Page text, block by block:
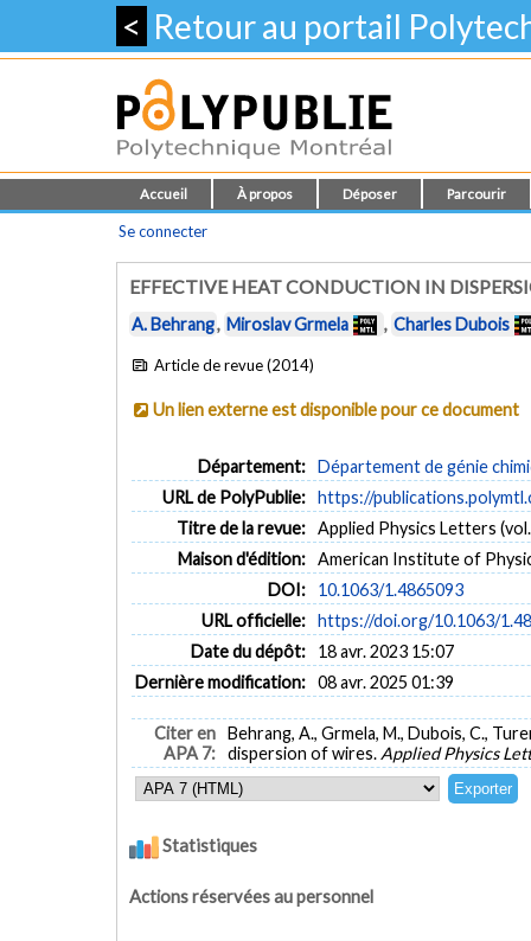
< Retour au portail
Accueil À propos Déposer Parcourir
Se connecter
EFFECTIVE HEAT CONDUCTION IN
A. Behrang, Miroslav Grmela , Charles Dubois
Article de revue (2014)
Un lien externe est disponible pour ce document
Département: Département de génie
URL de PolyPublie: https://
Titre de la revue: Applied Physics Letters
Maison d'édition: American Institute of
DOI:
10.1063/1.4865093
URL officielle: https://doi.org/10.1063/
Date du dépôt:
18 avr. 2023 15:07
Dernière modification: 08 avr. 2025 01:39
Citer en
APA 7:
Behrang, A., Grmela, M., Dubois, C.,
dispersion of wires. Applied Physics
Statistiques
Actions réservées au personnel